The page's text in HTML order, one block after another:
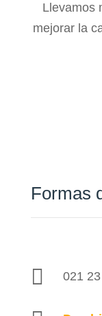
Llevamos
mejorar la
Formas
 021